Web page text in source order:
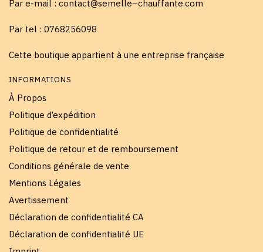
Par e-mail : contact@semelle–chauffante.com
Par tel : 0768256098
Cette boutique appartient à une entreprise française
INFORMATIONS
À Propos
Politique d’expédition
Politique de confidentialité
Politique de retour et de remboursement
Conditions générale de vente
Mentions Légales
Avertissement
Déclaration de confidentialité CA
Déclaration de confidentialité UE